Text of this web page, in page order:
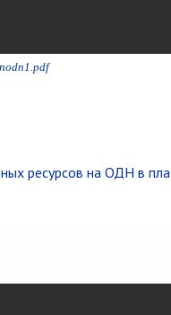
ресурсов на ОДН в